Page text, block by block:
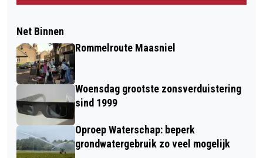
Net Binnen
Rommelroute Maasniel
Woensdag grootste zonsverduistering
sind 1999
Oproep Waterschap: beperk
grondwatergebruik zo veel mogelijk